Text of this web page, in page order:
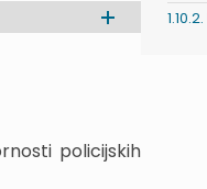
policijskih